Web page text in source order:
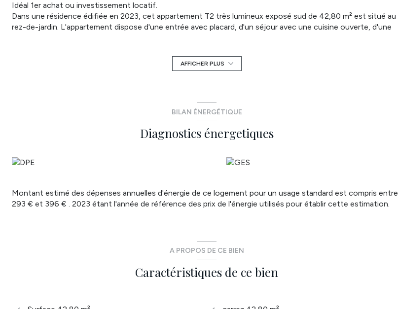
Idéal 1er achat ou investissement locatif.
Dans une résidence édifiée en 2023, cet appartement T2 très lumineux exposé sud de 42,80 m² est situé au
rez-de-jardin. L'appartement dispose d'une entrée avec placard, d'un séjour avec une cuisine ouverte, d'une
DPE en « B ». Nombre de lots de la copropriété : 386 lots dont 140 lots à usage d'habitation. La quote-part
de charges de copropriété mensuelle est de 86,80€ . La taxe foncière est de 670 € /an.
http://www.georisques.gouv.fr. Honoraires charge vendeur. Laissez-vous charmer par une visite. Contact:
Alban Carroué - 0783684335 - alban.carroue@atymo-france.com. Annonce rédigée par un Agent Mandataire.
AFFICHER PLUS
BILAN ÉNERGÉTIQUE
Diagnostics énergetiques
Montant estimé des dépenses annuelles d'énergie de ce logement pour un usage standard est compris entre
293 € et 396 € . 2023 étant l'année de référence des prix de l'énergie utilisés pour établir cette estimation.
A PROPOS DE CE BIEN
Caractéristiques de ce bien